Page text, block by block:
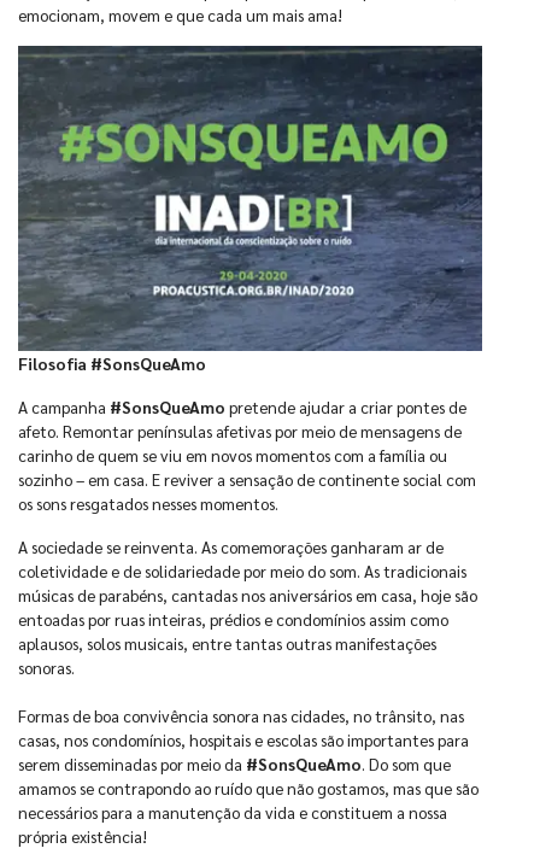
emocionam, movem e que cada um mais ama!
Filosofia #SonsQueAmo
A campanha #SonsQueAmo pretende ajudar a criar pontes de
afeto. Remontar penínsulas afetivas por meio de mensagens de
carinho de quem se viu em novos momentos com a família ou
sozinho – em casa. E reviver a sensação de continente social com
os sons resgatados nesses momentos.
A sociedade se reinventa. As comemorações ganharam ar de
coletividade e de solidariedade por meio do som. As tradicionais
músicas de parabéns, cantadas nos aniversários em casa, hoje são
entoadas por ruas inteiras, prédios e condomínios assim como
aplausos, solos musicais, entre tantas outras manifestações
sonoras.
Formas de boa convivência sonora nas cidades, no trânsito, nas
casas, nos condomínios, hospitais e escolas são importantes para
serem disseminadas por meio da #SonsQueAmo. Do som que
amamos se contrapondo ao ruído que não gostamos, mas que são
necessários para a manutenção da vida e constituem a nossa
própria existência!